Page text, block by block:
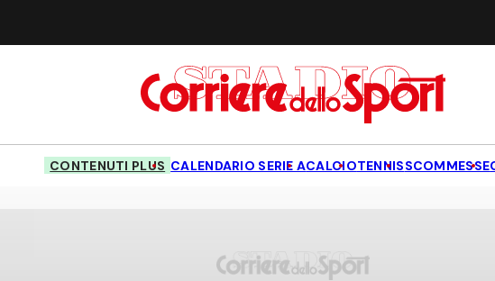
CONTENUTI PLUS CALENDARIO SERIE ACALCIOTENNISSCOMMESSE